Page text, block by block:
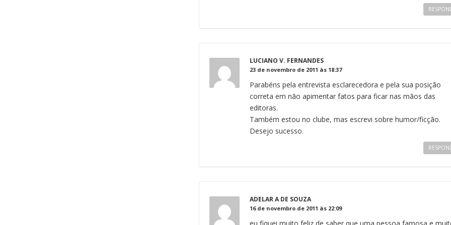
LUCIANO V. FERNANDES
23 de novembro de 2011 às 18:37
Parabéns pela entrevista esclarecedora e pela sua posição
correta em não apimentar fatos para ficar nas mãos das
editoras.
Também estou no clube, mas escrevi sobre humor/ficção.
Desejo sucesso.
ADELAR A DE SOUZA
16 de novembro de 2011 às 22:09